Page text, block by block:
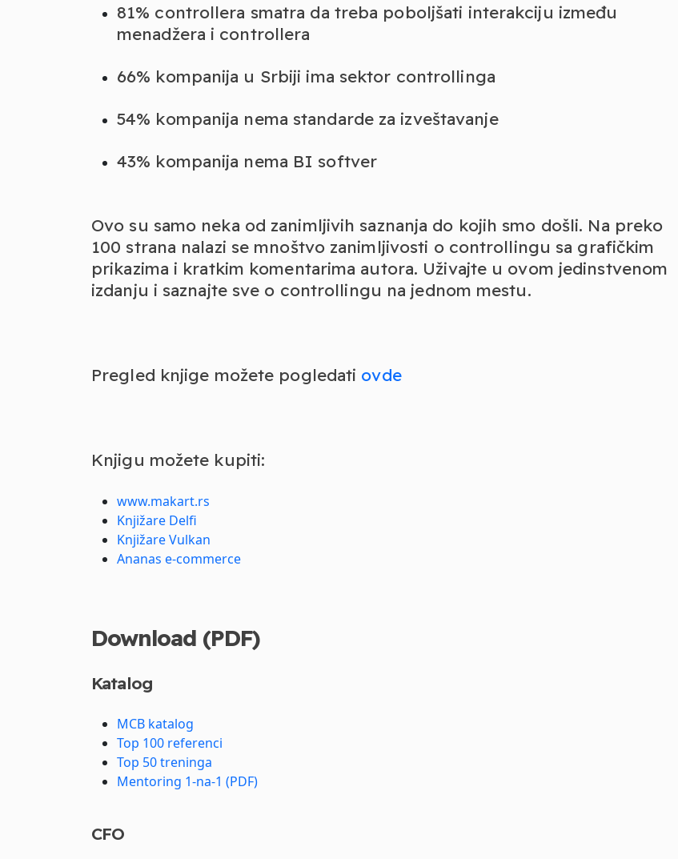
81% controllera smatra da treba poboljšati interakciju između
menadžera i controllera
66% kompanija u Srbiji ima sektor controllinga
54% kompanija nema standarde za izveštavanje
43% kompanija nema BI softver
Ovo su samo neka od zanimljivih saznanja do kojih smo došli. Na preko
100 strana nalazi se mnoštvo zanimljivosti o controllingu sa grafičkim
prikazima i kratkim komentarima autora. Uživajte u ovom jedinstvenom
izdanju i saznajte sve o controllingu na jednom mestu.
Pregled knjige možete pogledati ovde
Knjigu možete kupiti:
www.makart.rs
Knjižare Delfi
Knjižare Vulkan
Ananas e-commerce
Download (PDF)
Katalog
MCB katalog
Top 100 referenci
Top 50 treninga
Mentoring 1-na-1 (PDF)
CFO